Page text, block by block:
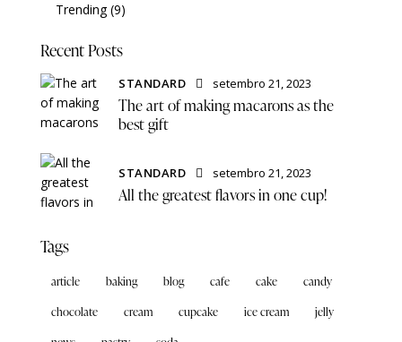
Trending(9)
Recent Posts
STANDARD setembro 21, 2023
The art of making macarons as the
best gift
STANDARD setembro 21, 2023
All the greatest flavors in one cup!
Tags
article baking blog cafe cake
candy
chocolate
cream cupcake ice cream
jelly